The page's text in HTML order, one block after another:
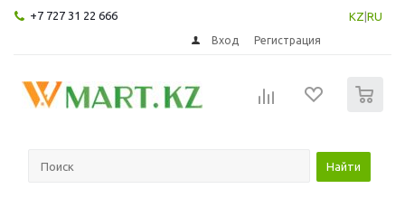
+7 727 31 22 666 KZ RU
Вход Регистрация
Найти